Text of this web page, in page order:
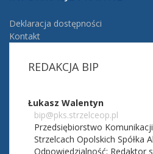
Deklaracja dostępności
Kontakt
REDAKCJABIP
Łukasz Walentyn
bip@pks.strzelceop.pl
Przedsiębiorstwo
Strzelcach Opolskich Spółka
Odpowiedzialność: Redaktor